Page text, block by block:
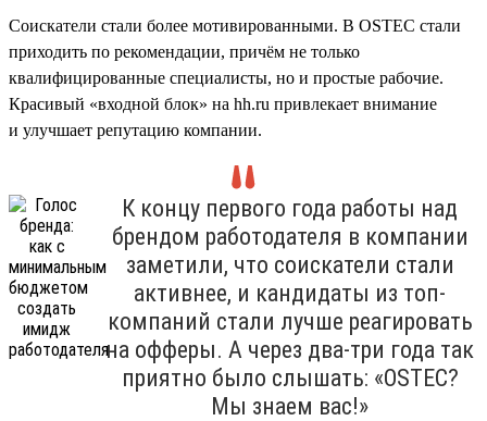
Соискатели стали более мотивированными. В OSTEC стали
приходить по рекомендации, причём не только
квалифицированные специалисты, но и простые рабочие.
Красивый «входной блок» на hh.ru привлекает внимание
и улучшает репутацию компании.
К концу первого года работы над
брендом работодателя в компании
заметили, что соискатели стали
активнее, и кандидаты из топ-
компаний стали лучше реагировать
на офферы. А через два-три года так
приятно было слышать: «OSTEC?
Мы знаем вас!»